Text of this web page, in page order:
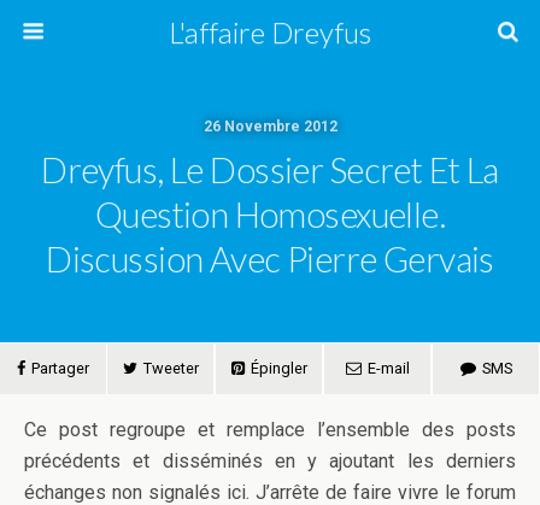
L'affaire Dreyfus
26 Novembre 2012
Dreyfus, Le Dossier Secret Et La
Question Homosexuelle.
Discussion Avec Pierre Gervais
Partager Tweeter Épingler E-mail SMS
Ce post regroupe et remplace l’ensemble des posts
précédents et disséminés en y ajoutant les derniers
échanges non signalés ici. J’arrête de faire vivre le forum